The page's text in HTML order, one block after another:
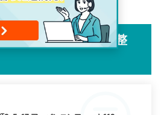
1/2
施術で評判の良い整